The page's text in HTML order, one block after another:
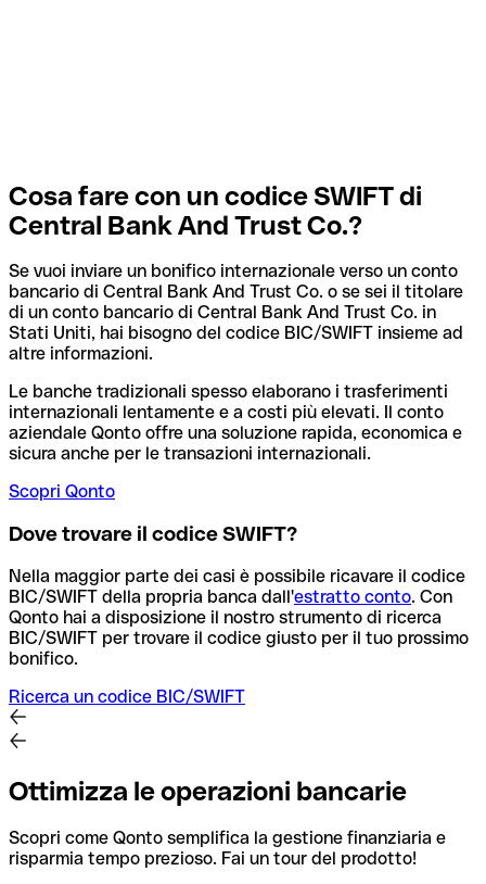
Cosa fare con un codice SWIFT di
Central Bank And Trust Co.?
Se vuoi inviare un bonifico internazionale verso un conto
bancario di Central Bank And Trust Co. o se sei il titolare
di un conto bancario di Central Bank And Trust Co. in
Stati Uniti, hai bisogno del codice BIC/SWIFT insieme ad
altre informazioni.
Le banche tradizionali spesso elaborano i trasferimenti
internazionali lentamente e a costi più elevati. Il conto
aziendale Qonto offre una soluzione rapida, economica e
sicura anche per le transazioni internazionali.
Scopri Qonto
Dove trovare il codice SWIFT?
Nella maggior parte dei casi è possibile ricavare il codice
BIC/SWIFT della propria banca dall'estratto conto. Con
Qonto hai a disposizione il nostro strumento di ricerca
BIC/SWIFT per trovare il codice giusto per il tuo prossimo
bonifico.
Ricerca un codice BIC/SWIFT
Ottimizza le operazioni bancarie
Scopri come Qonto semplifica la gestione finanziaria e
risparmia tempo prezioso. Fai un tour del prodotto!